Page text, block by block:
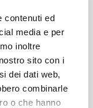
contenuti ed
media e per
inoltre
sito con i
dei dati web,
combinarle
o che hanno